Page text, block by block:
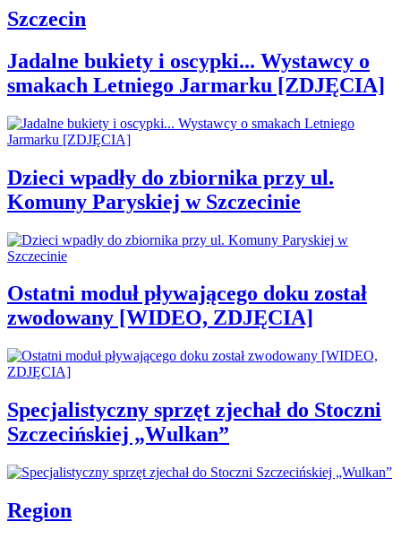
Szczecin
Jadalne bukiety i oscypki... Wystawcy o
smakach Letniego Jarmarku [ZDJĘCIA]
Dzieci wpadły do zbiornika przy ul.
Komuny Paryskiej w Szczecinie
Ostatni moduł pływającego doku został
zwodowany [WIDEO, ZDJĘCIA]
Specjalistyczny sprzęt zjechał do Stoczni
Szczecińskiej „Wulkan”
Region